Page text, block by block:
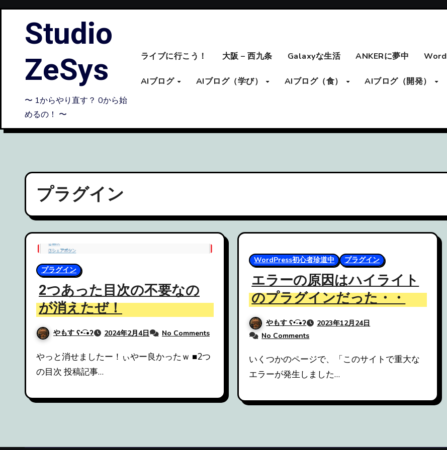
Studio
ZeSys
〜 1からやり直す？ 0から始
めるの！ 〜
ライブに行こう！ 大阪 – 西九条 Galaxyな生活 ANKERに夢中
AIブログ AIブログ（学び） AIブログ（食） AIブログ（開発）
プラグイン
プラグイン
2つあった目次の不要なの
が消えたぜ！
やもす ʕ•͡-•ʔ 2024年2月4日 No Comments
やっと消せましたー！ぃやー良かったｗ ■2つ
の目次 投稿記事…
WordPress初心者珍道中 プラグイン
エラーの原因はハイライト
のプラグインだった・・
やもす ʕ•͡-•ʔ
2023年12月24日
No Comments
いくつかのページで、「このサイトで重大な
エラーが発生しました…